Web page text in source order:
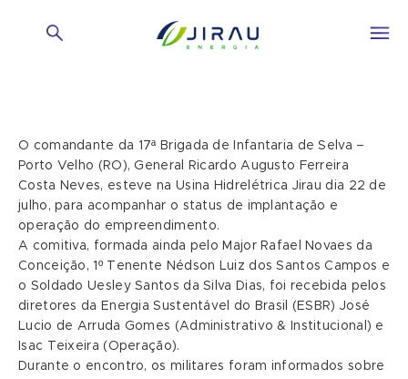
O comandante da 17ª Brigada de Infantaria de Selva –
Porto Velho (RO), General Ricardo Augusto Ferreira
Costa Neves, esteve na Usina Hidrelétrica Jirau dia 22 de
julho, para acompanhar o status de implantação e
operação do empreendimento.
A comitiva, formada ainda pelo Major Rafael Novaes da
Conceição, 1º Tenente Nédson Luiz dos Santos Campos e
o Soldado Uesley Santos da Silva Dias, foi recebida pelos
diretores da Energia Sustentável do Brasil (ESBR) José
Lucio de Arruda Gomes (Administrativo & Institucional) e
Isac Teixeira (Operação).
Durante o encontro, os militares foram informados sobre